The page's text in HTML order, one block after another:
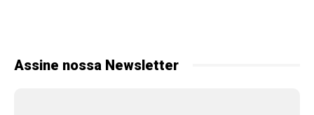
Assine nossa Newsletter